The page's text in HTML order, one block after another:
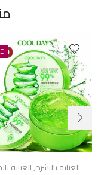
العناية بالبشرة,العناية